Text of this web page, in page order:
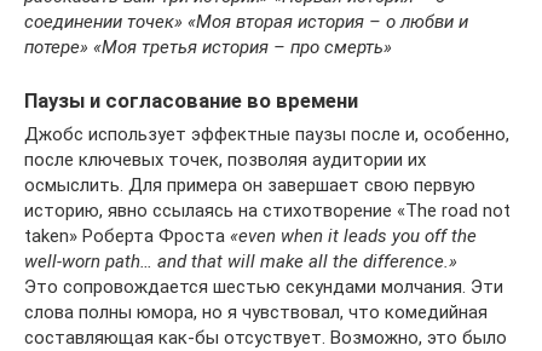
соединении точек» «Моя вторая история – о любви и
потере» «Моя третья история – про смерть»
Паузы и согласование во времени
Джобс использует эффектные паузы после и, особенно,
после ключевых точек, позволяя аудитории их
осмыслить. Для примера он завершает свою первую
историю, явно ссылаясь на стихотворение «The road not
taken» Роберта Фроста «even when it leads you off the
well-worn path… and that will make all the difference.»
Это сопровождается шестью секундами молчания. Эти
слова полны юмора, но я чувствовал, что комедийная
составляющая как-бы отсуствует. Возможно, это было